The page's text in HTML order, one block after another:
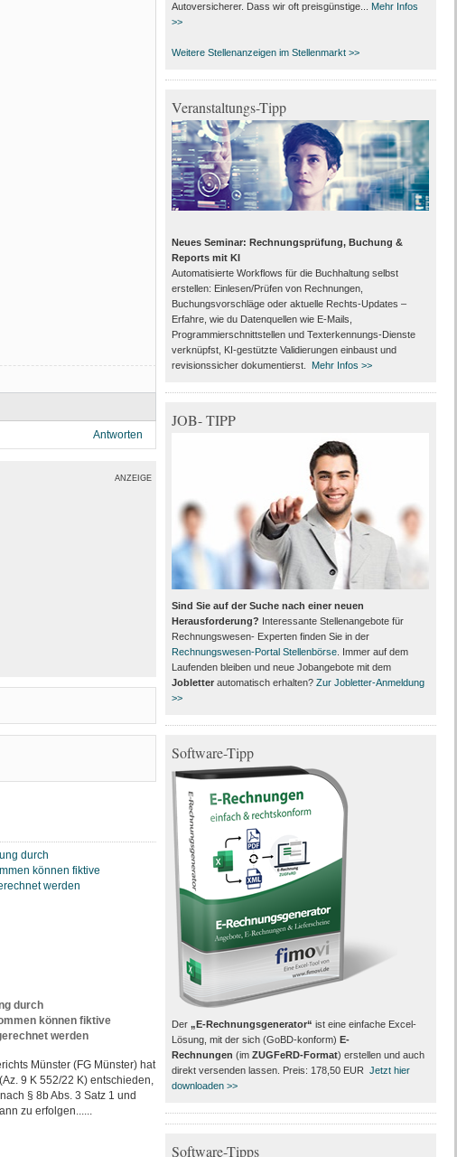
Antworten
ANZEIGE
durch
können fiktive
werden
Münster (FG Münster) hat
9 K 552/22 K) entschieden,
§ 8b Abs. 3 Satz 1 und
zu erfolgen......
Autoversicherer. Dass wir oft preisgünstige...
Mehr Infos
>>
Weitere Stellenanzeigen im Stellenmarkt >>
Veranstaltungs-Tipp
Neues Seminar: Rechnungsprüfung, Buchung &
Reports mit KI
Automatisierte Workflows für die Buchhaltung selbst
erstellen: Einlesen/Prüfen von Rechnungen,
Buchungsvorschläge oder aktuelle Rechts-Updates –
Erfahre, wie du Datenquellen wie E-Mails,
Programmierschnittstellen und Texterkennungs-Dienste
verknüpfst, KI-gestützte Validierungen einbaust und
revisionssicher dokumentierst.
Mehr Infos >>
JOB- TIPP
Sind Sie auf der Suche nach einer neuen
Herausforderung? Interessante Stellenangebote für
Rechnungswesen- Experten finden Sie in der
Rechnungswesen-Portal Stellenbörse. Immer auf dem
Laufenden bleiben und neue Jobangebote mit dem
Jobletterautomatisch erhalten? Zur Jobletter-Anmeldung
>>
Software-Tipp
Der „E-Rechnungsgenerator“ ist eine einfache Excel-
Lösung, mit der sich (GoBD-konform) E-
Rechnungen (im ZUGFeRD-Format) erstellen und auch
direkt versenden lassen. Preis: 178,50 EUR Jetzt hier
downloaden >>
Software-Tipps